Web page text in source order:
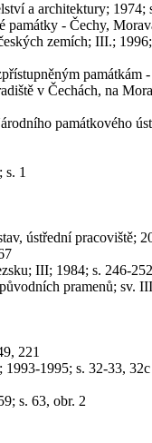
a architektury; 1974;
- Čechy,
zemích; III.;
památkám
v Čechách, na
památkového
1
ústřední pracoviště;
III; 1984; s. 246-252
pramenů; sv.
221
1993-1995; s. 32-33, 32c
s. 63, obr. 2